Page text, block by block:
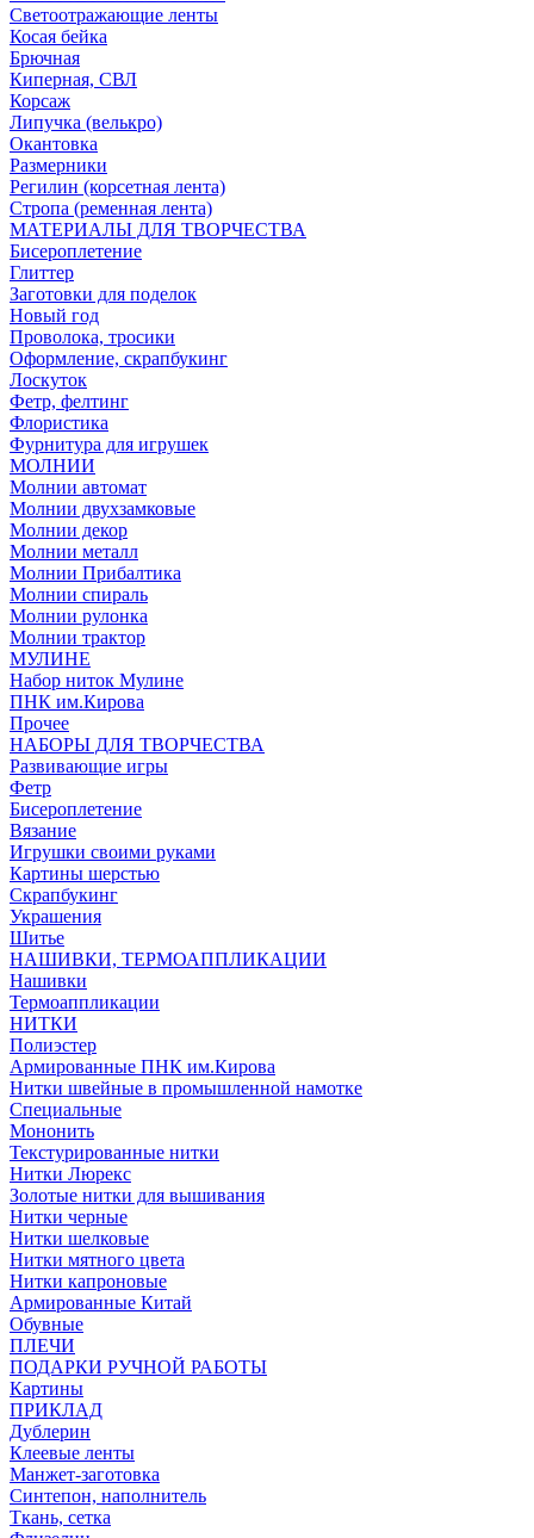
Светоотражающие ленты
Косая бейка
Брючная
Киперная, СВЛ
Корсаж
Липучка (велькро)
Окантовка
Размерники
Регилин (корсетная лента)
Стропа (ременная лента)
МАТЕРИАЛЫ ДЛЯ ТВОРЧЕСТВА
Бисероплетение
Глиттер
Заготовки для поделок
Новый год
Проволока, тросики
Оформление, скрапбукинг
Лоскуток
Фетр, фелтинг
Флористика
Фурнитура для игрушек
МОЛНИИ
Молнии автомат
Молнии двухзамковые
Молнии декор
Молнии металл
Молнии Прибалтика
Молнии спираль
Молнии рулонка
Молнии трактор
МУЛИНЕ
Набор ниток Мулине
ПНК им.Кирова
Прочее
НАБОРЫ ДЛЯ ТВОРЧЕСТВА
Развивающие игры
Фетр
Бисероплетение
Вязание
Игрушки своими руками
Картины шерстью
Скрапбукинг
Украшения
Шитье
НАШИВКИ, ТЕРМОАППЛИКАЦИИ
Нашивки
Термоаппликации
НИТКИ
Полиэстер
Армированные ПНК им.Кирова
Нитки швейные в промышленной намотке
Специальные
Мононить
Текстурированные нитки
Нитки Люрекс
Золотые нитки для вышивания
Нитки черные
Нитки шелковые
Нитки мятного цвета
Нитки капроновые
Армированные Китай
Обувные
ПЛЕЧИ
ПОДАРКИ РУЧНОЙ РАБОТЫ
Картины
ПРИКЛАД
Дублерин
Клеевые ленты
Манжет-заготовка
Синтепон, наполнитель
Ткань, сетка